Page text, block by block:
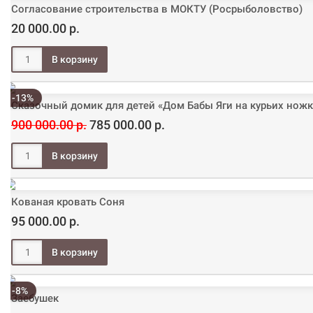
Согласование строительства в МОКТУ (Росрыболовство)
20 000.00 р.
-13%
Сказочный домик для детей «Дом Бабы Яги на курьих
900 000.00 р.785 000.00 р.
Кованая кровать Соня
95 000.00 р.
-8%
Заебушек